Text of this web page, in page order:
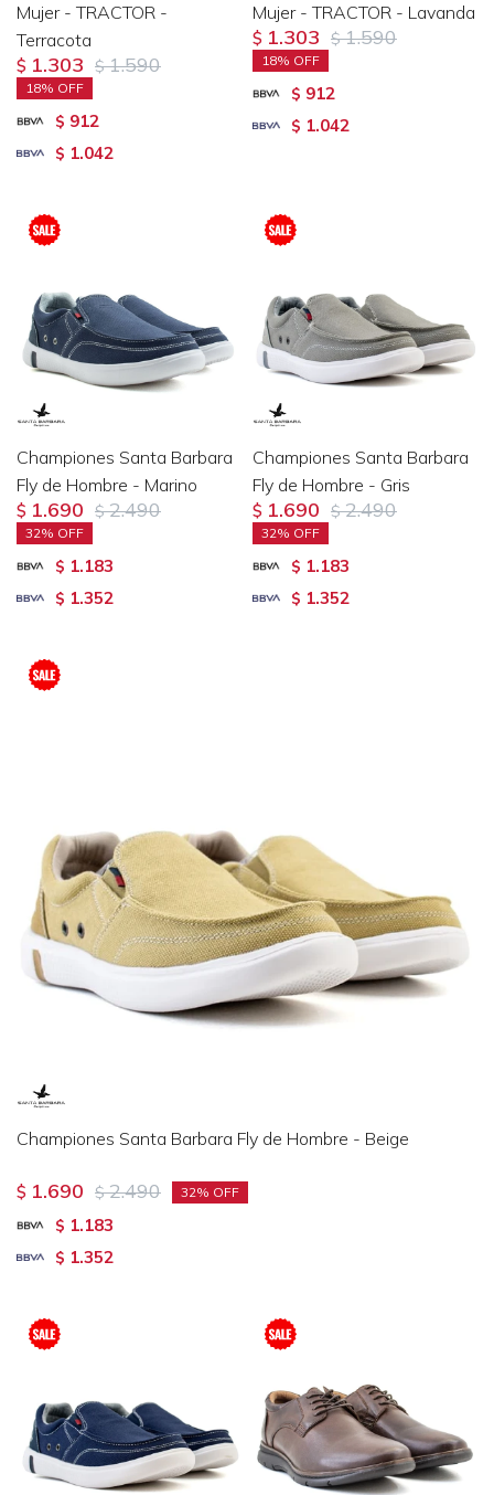
Mujer - TRACTOR -
Terracota
$ 1.303 $ 1.590
18
$ 912
$ 1.042
Mujer - TRACTOR - Lavanda
$ 1.303 $ 1.590
18
$ 912
$ 1.042
Championes Santa Barbara
Fly de Hombre - Marino
$ 1.690 $ 2.490
32
$ 1.183
$ 1.352
Championes Santa Barbara
Fly de Hombre - Gris
$ 1.690 $ 2.490
32
$ 1.183
$ 1.352
Championes Santa Barbara Fly de Hombre - Beige
$ 1.690 $ 2.490 32
$ 1.183
$ 1.352